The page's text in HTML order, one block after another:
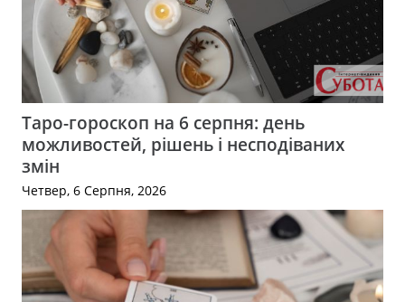
Таро-гороскоп на 6 серпня: день
можливостей, рішень і несподіваних
змін
Четвер, 6 Серпня, 2026